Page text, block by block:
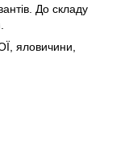
До складу
яловичини,